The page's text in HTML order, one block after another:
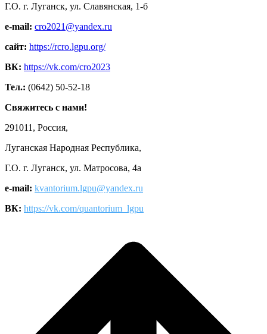
Г.О. г. Луганск, ул. Славянская, 1-б
e-mail: cro2021@yandex.ru
сайт: https://rcro.lgpu.org/
ВК: https://vk.com/cro2023
Тел.: (0642) 50-52-18
Свяжитесь с нами!
291011, Россия,
Луганская Народная Республика,
Г.О. г. Луганск, ул. Матросова, 4а
e-mail: kvantorium.lgpu@yandex.ru
ВК: https://vk.com/quantorium_lgpu